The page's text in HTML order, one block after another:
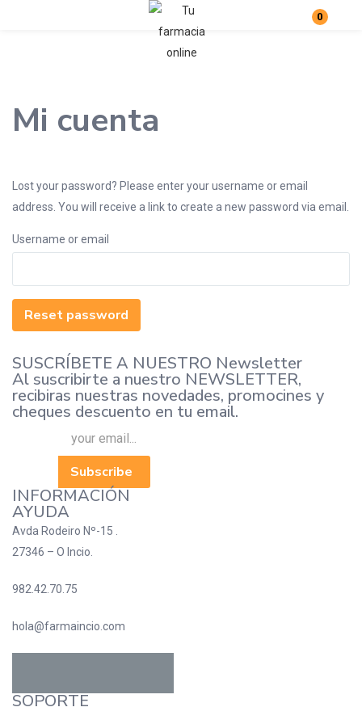
0
Remember me Lost password?
Mi cuenta
Lost your password? Please enter your username or email
address. You will receive a link to create a new password via email.
Username or email
Reset password
SUSCRÍBETE A NUESTRO Newsletter
Al suscribirte a nuestro NEWSLETTER,
recibiras nuestras novedades, promocines y
cheques descuento en tu email.
Subscribe
INFORMACIÓN
AYUDA
Avda Rodeiro Nº-15 .
27346 – O Incio.
982.42.70.75
hola@farmaincio.com
SOPORTE